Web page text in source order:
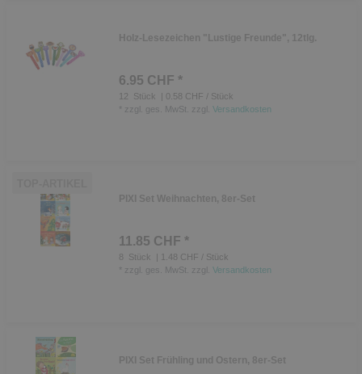
Holz-Lesezeichen "Lustige Freunde", 12tlg.
6.95 CHF *
12 Stück
| 0.58 CHF / Stück
zzgl. ges. MwSt. zzgl. Versandkosten
PIXI Set Weihnachten, 8er-Set
11.85 CHF *
8 Stück
| 1.48 CHF / Stück
zzgl. ges. MwSt. zzgl. Versandkosten
PIXI Set Frühling und Ostern, 8er-Set